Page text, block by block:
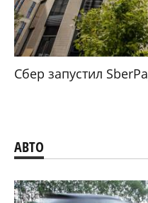
Сбер запустил
АВТО